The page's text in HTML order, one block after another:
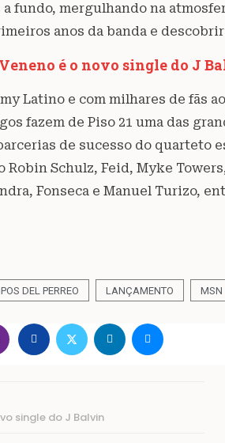
fundo, mergulhando na
anos da banda e
é o novo single do J
Latino e com milhares de fãs
fazem de Piso 21 uma das
de sucesso do quarteto
Robin Schulz, Feid, Myke
Fonseca e Manuel Turizo,
DEL PERREO LANÇAMENTO MSN
single do J Balvin